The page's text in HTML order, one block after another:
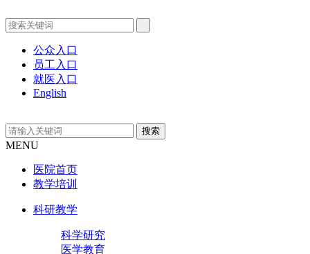
公众入口
员工入口
就医入口
English
MENU
医院首页
教学培训
科研教学
科学研究
医学教育